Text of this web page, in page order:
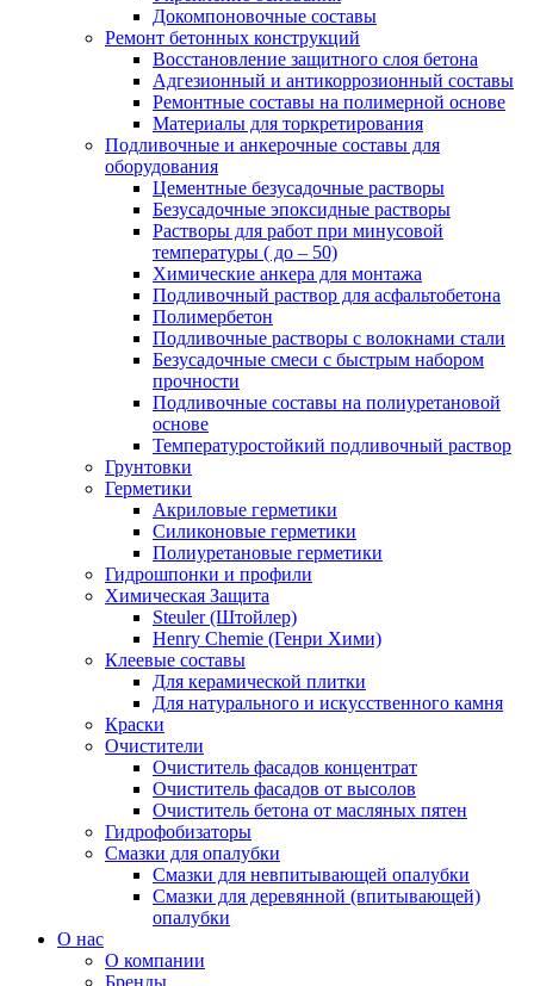
Докомпоновочные составы
Ремонт бетонных конструкций
Восстановление защитного слоя бетона
Адгезионный и антикоррозионный составы
Ремонтные составы на полимерной основе
Материалы для торкретирования
Подливочные и анкерочные составы для
оборудования
Цементные безусадочные растворы
Безусадочные эпоксидные растворы
Растворы для работ при минусовой
температуры ( до – 50)
Химические анкера для монтажа
Подливочный раствор для асфальтобетона
Полимербетон
Подливочные растворы с волокнами стали
Безусадочные смеси с быстрым набором
прочности
Подливочные составы на полиуретановой
основе
Температуростойкий подливочный раствор
Грунтовки
Герметики
Акриловые герметики
Силиконовые герметики
Полиуретановые герметики
Гидрошпонки и профили
Химическая Защита
Steuler (Штойлер)
Henry Chemie (Генри Хими)
Клеевые составы
Для керамической плитки
Для натурального и искусственного камня
Краски
Очистители
Очиститель фасадов концентрат
Очиститель фасадов от высолов
Очиститель бетона от масляных пятен
Гидрофобизаторы
Смазки для опалубки
Смазки для невпитывающей опалубки
Смазки для деревянной (впитывающей)
опалубки
О нас
О компании
Бренды